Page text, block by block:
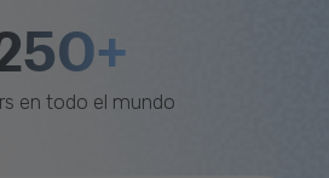
en todo el mundo